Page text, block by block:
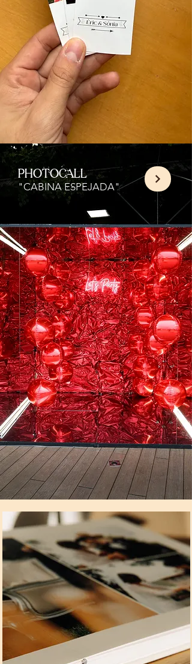
PHOTOCALL
"CABINA ESPEJADA"